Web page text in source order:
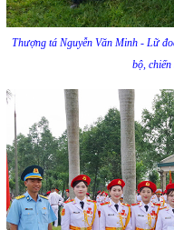
Thượng tá Nguyễn Văn Minh - Lữ
bộ,